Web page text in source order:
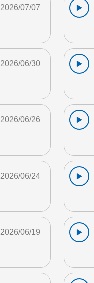
2026/07/07
2026/06/30
2026/06/26
2026/06/24
2026/06/19